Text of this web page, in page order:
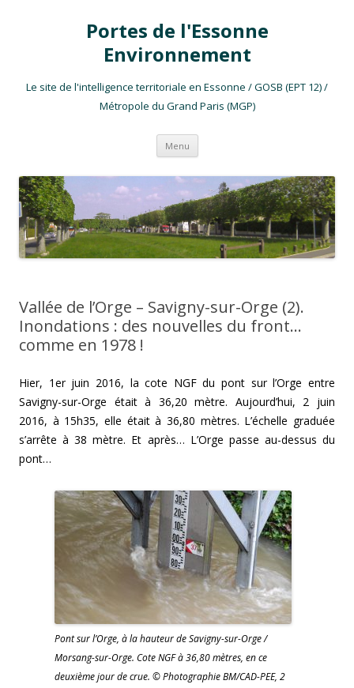
Portes de l'Essonne
Environnement
Le site de l'intelligence territoriale en Essonne / GOSB (EPT 12) /
Métropole du Grand Paris (MGP)
Menu Aller au contenu
Vallée de l’Orge – Savigny-sur-Orge (2).
Inondations : des nouvelles du front…
comme en 1978 !
Hier, 1er juin 2016, la cote NGF du pont sur l’Orge entre
Savigny-sur-Orge était à 36,20 mètre. Aujourd’hui, 2 juin
2016, à 15h35, elle était à 36,80 mètres. L’échelle graduée
s’arrête à 38 mètre. Et après… L’Orge passe au-dessus du
pont…
Pont sur l’Orge, à la hauteur de Savigny-sur-Orge /
Morsang-sur-Orge. Cote NGF à 36,80 mètres, en ce
deuxième jour de crue. © Photographie BM/CAD-PEE, 2